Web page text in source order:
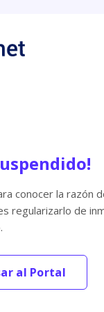
conocer la razón
regularizarlo de
al Portal